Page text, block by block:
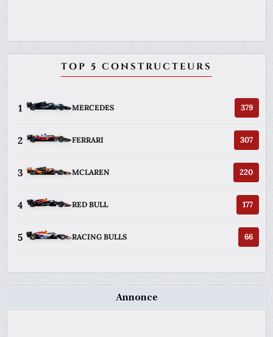
TOP 5 CONSTRUCTEURS
1 MERCEDES 379
2 FERRARI 307
3 MCLAREN 220
4 RED BULL 177
5 RACING BULLS 66
Annonce